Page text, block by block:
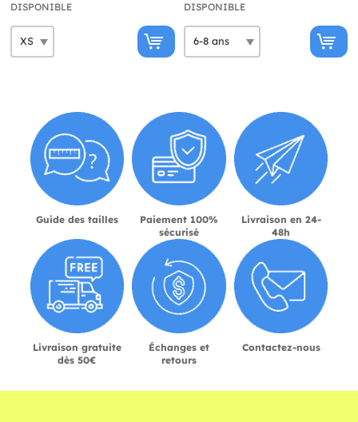
DISPONIBLE DISPONIBLE
Guide des tailles
Paiement 100%
sécurisé
Livraison en 24-
48h
Livraison gratuite
dès 50€
Échanges et
retours
Contactez-nous